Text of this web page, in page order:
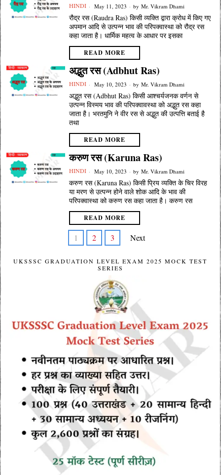
HINDI May 11, 2023 by Mr. Vikram Dhami
रौद्र रस (Raudra Ras) किसी व्यक्ति द्वारा क्रोध में किए गए
अपमान आदि से उत्पन्न भाव की परिपक्वास्था को रौद्र रस
कहा जाता है। धार्मिक महत्व के आधार पर इसका
READ MORE
अद्भुत रस (Adbhut Ras)
HINDI May 10, 2023 by Mr. Vikram Dhami
अद्भुत रस (Adbhut Ras) किसी आश्चर्यजनक वर्णन से
उत्पन्न विस्मय भाव की परिपक्वावस्था को अद्भुत रस कहा
जाता है। भरतमुनि ने वीर रस से अद्भुत की उत्पत्ति बताई है
तथा
READ MORE
करुण रस (Karuna Ras)
HINDI May 10, 2023 by Mr. Vikram Dhami
करुण रस (Karuna Ras) किसी प्रिय व्यक्ति के चिर विरह
या मरण से उत्पन्न होने वाले शोक आदि के भाव की
परिपक्वास्था को करुण रस कहा जाता है। करुण रस
READ MORE
1 2 3 Next
UKSSSC GRADUATION LEVEL EXAM 2025 MOCK TEST
SERIES